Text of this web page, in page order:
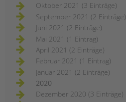
Oktober 2021 (3 Einträge)
September 2021 (2 Einträge)
Juni 2021 (2 Einträge)
Mai 2021 (1 Eintrag)
April 2021 (2 Einträge)
Februar 2021 (1 Eintrag)
Januar 2021 (2 Einträge)
2020
Dezember 2020 (3 Einträge)